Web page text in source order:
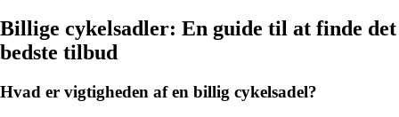
Billige cykelsadler: En guide til at finde det
bedste tilbud
Hvad er vigtigheden af en billig cykelsadel?